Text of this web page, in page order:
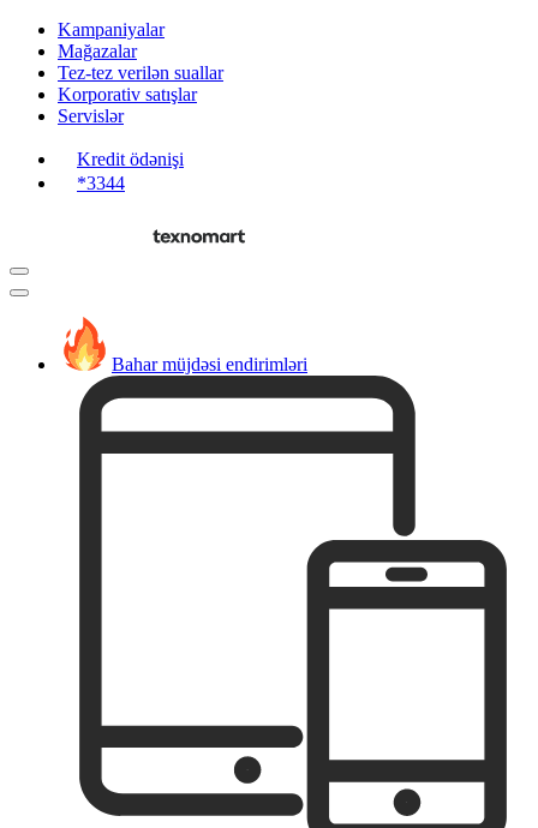
Kampaniyalar
Mağazalar
Tez-tez verilən suallar
Korporativ satışlar
Servislər
Kredit ödənişi
*3344
Bahar müjdəsi endirimləri